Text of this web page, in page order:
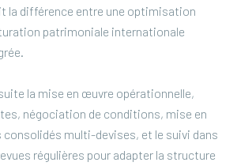
la différence entre une optimisation
patrimoniale internationale
la mise en œuvre opérationnelle,
négociation de conditions, mise en
consolidés multi-devises, et le suivi dans
régulières pour adapter la structure